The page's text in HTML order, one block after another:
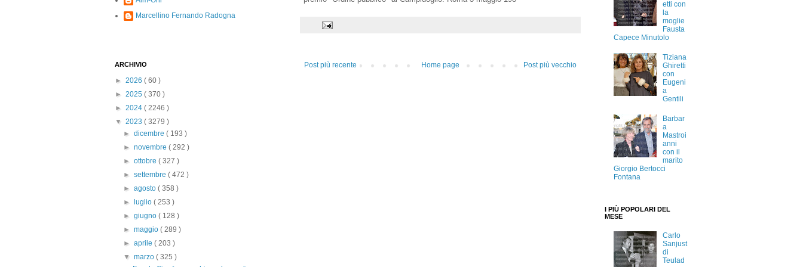
Post più recente Post più vecchio
Home page
Marcellino Fernando Radogna
ARCHIVIO
► 2026 ( 60 )
► 2025 ( 370 )
► 2024 ( 2246 )
▼ 2023 ( 3279 )
►dicembre( 193 )
►novembre( 292 )
►ottobre( 327 )
►settembre( 472 )
►agosto( 358 )
►
luglio( 253 )
►giugno( 128 )
►maggio( 289 )
►aprile( 203 )
▼marzo( 325 )
etti con
la
moglie
Fausta
Capece Minutolo
Tiziana
Ghiretti
con
Eugeni
a
Gentili
Barbar
a
Mastroi
anni
con il
marito
Giorgio Bertocci
Fontana
I PIÙ POPOLARI DEL
MESE
Carlo
Sanjust
di
Teulad